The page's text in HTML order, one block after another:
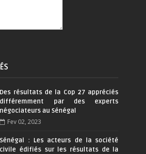
Des résultats de la Cop 27 appréciés
différemment par des experts
négociateurs au Sénégal
Fev 02, 2023
Sénégal : Les acteurs de la société
civile édifiés sur les résultats de la